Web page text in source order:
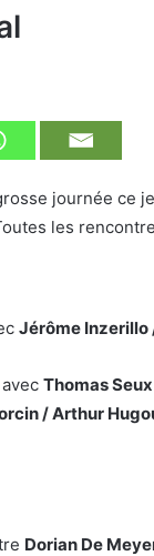
journée ce
les
Jérôme Inzerillo
Thomas
/ Arthur
Dorian De